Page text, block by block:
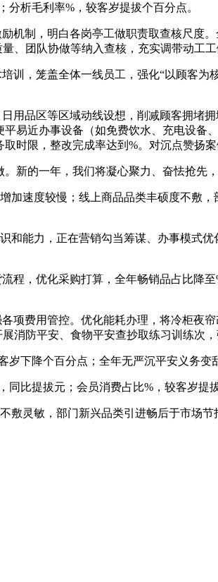
析毛利率%，较客岁提拔个百分点。
制，明白各岗亭工做职责取查核尺度
、团队协做等纳入查核，充实调带动工
，笼盖全体一线员工，强化“以顾客为
品区等区域动线设想，削减顾客拥堵
易近办事设备（如免费饮水、充电设
时限，整改完成率达到%。对沉点赞扬
的一年，我们将凝心聚力、奋怯抢先，
速度较慢；线上商品品类丰硕度不敷
能力，正在营销勾当筹谋、办事模式优
，优化采购打算，全年畅销品占比降
费用管控。优化能耗办理，将冷柜夜
消防平安、食物平安查抄取练习训练次
降个百分点；全年无严沉平安义务变
提拔元；会员消费占比%，较客岁提
灵敏，部门新兴品类引进畅后于市场